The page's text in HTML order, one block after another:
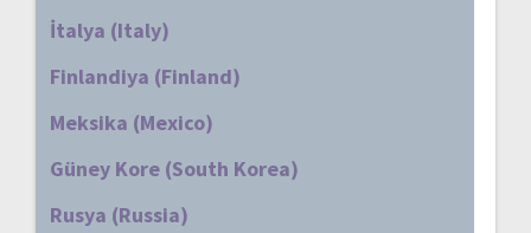
İtalya (Italy)
Finlandiya (Finland)
Meksika (Mexico)
Güney Kore (South Korea)
Rusya (Russia)